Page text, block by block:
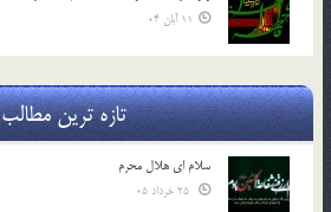
11 آبان 04
تازه ترین مطالب
سلام ای هلال محرم